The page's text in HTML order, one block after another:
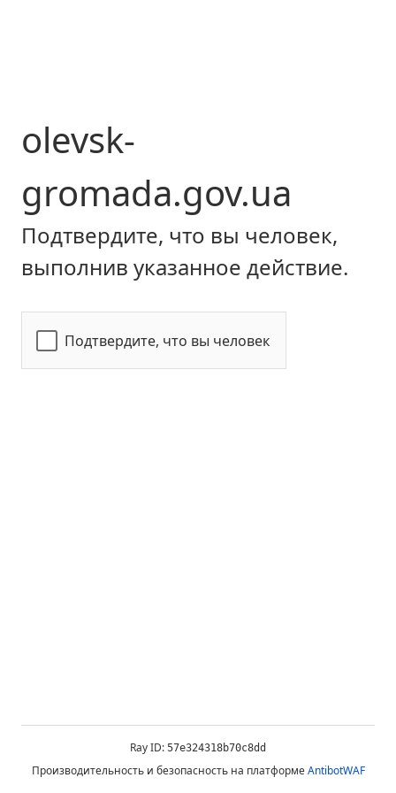
olevsk-
gromada.gov.ua
Подтвердите, что вы человек,
выполнив указанное действие.
Подтвердите, что вы человек
Ray ID: 57e324318b70c8dd
Производительность и безопасность на платформеAntibotWAF